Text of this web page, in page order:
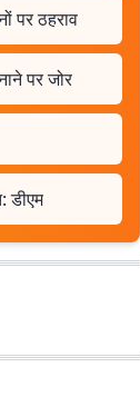
पर ठहराव
पर जोर
डीएम